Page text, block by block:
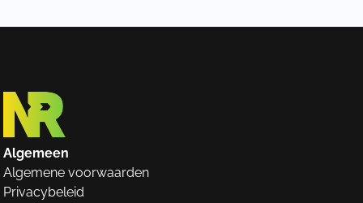
Algemeen
Algemene voorwaarden
Privacybeleid